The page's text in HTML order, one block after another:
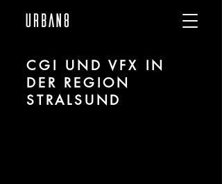
CGI UND VFX IN
DER REGION
STRALSUND